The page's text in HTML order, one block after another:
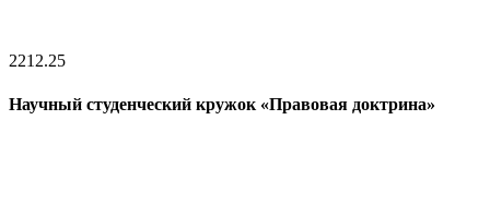
2212.25
Научный студенческий кружок «Правовая доктрина»